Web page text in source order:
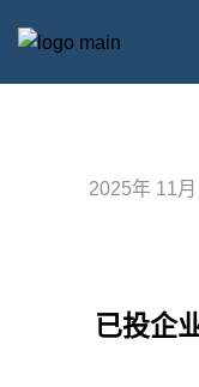
2025年 11月
已投企